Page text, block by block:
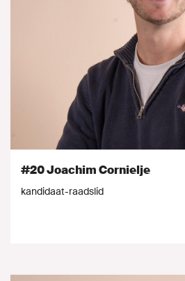
#20 Joachim Cornielje
kandidaat-raadslid